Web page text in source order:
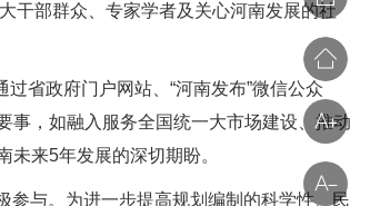
干部群众、专家学者及关心河南发展的社
省政府门户网站、“河南发布”微信公众
事，如融入服务全国统一大市场建设、推动
来5年发展的深切期盼。
与。为进一步提高规划编制的科学性、民